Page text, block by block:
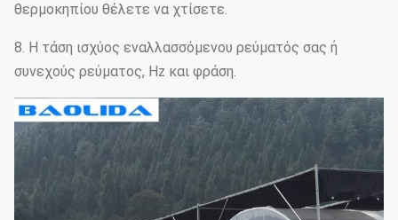
θερμοκηπίου θέλετε να χτίσετε.
8. Η τάση ισχύος εναλλασσόμενου ρεύματός σας ή
συνεχούς ρεύματος, Hz και φράση.